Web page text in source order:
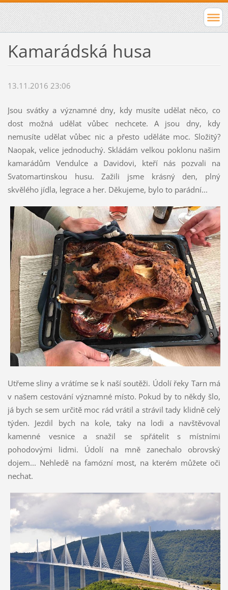
Kamarádská husa
13.11.2016 23:06
Jsou svátky a významné dny, kdy musíte udělat něco, co
dost možná udělat vůbec nechcete. A jsou dny, kdy
nemusíte udělat vůbec nic a přesto uděláte moc. Složitý?
Naopak, velice jednoduchý. Skládám velkou poklonu našim
kamarádům Vendulce a Davidovi, kteří nás pozvali na
Svatomartinskou husu. Zažili jsme krásný den, plný
skvělého jídla, legrace a her. Děkujeme, bylo to parádní...
Utřeme sliny a vrátíme se k naší soutěži. Údolí řeky Tarn má
v našem cestování významné místo. Pokud by to někdy šlo,
já bych se sem určitě moc rád vrátil a strávil tady klidně celý
týden. Jezdil bych na kole, taky na lodi a navštěvoval
kamenné vesnice a snažil se spřátelit s místními
pohodovými lidmi. Údolí na mně zanechalo obrovský
dojem... Nehledě na famózní most, na kterém můžete oči
nechat.